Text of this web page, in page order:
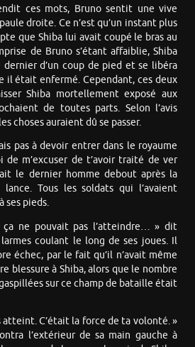
ces mots, Bruno sentit une vive
droite. Ce n’est qu’un instant plus
que Shiba lui avait coupé le bras au
de Bruno s’étant affaiblie, Shiba
dernier d’un coup de pied et se libéra
il était enfermé. Cependant, ces deux
Shiba mortellement exposé aux
de toutes parts. Selon l’avis
choses auraient dû se passer.
pas à devoir entrer dans le royaume
de m’excuser de t’avoir traité de ver
le dernier homme debout après la
Tous les soldats qui l’avaient
ses pieds.
ne pouvait pas l’atteindre… » dit
coulant le long de ses joues. Il
échec, par le fait qu’il n’avait même
blessure à Shiba, alors que le nombre
sur ce champ de bataille était
atteint. C’était la force de ta volonté. »
l’extérieur de sa main gauche à